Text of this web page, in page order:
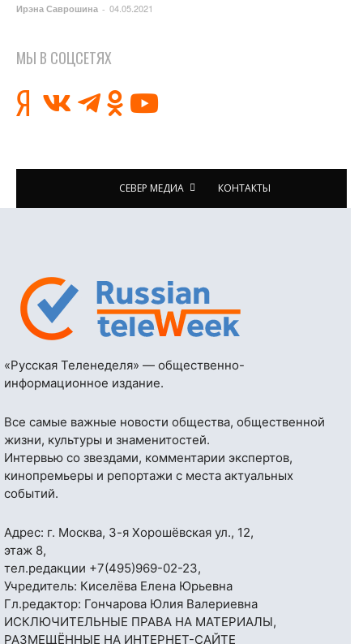
Ирэна Саврошина - 04.05.2021
МЫ В СОЦСЕТЯХ
СЕВЕР МЕДИА КОНТАКТЫ
«Русская Теленеделя» — общественно-
информационное издание.
Все самые важные новости общества, общественной
жизни, культуры и знаменитостей.
Интервью со звездами, комментарии экспертов,
кинопремьеры и репортажи с места актуальных
событий.
Адрес: г. Москва, 3-я Хорошёвская ул., 12,
этаж 8,
тел.редакции +7(495)969-02-23,
Учредитель: Киселёва Елена Юрьевна
Гл.редактор: Гончарова Юлия Валериевна
ИСКЛЮЧИТЕЛЬНЫЕ ПРАВА НА МАТЕРИАЛЫ,
РАЗМЕЩЁННЫЕ НА ИНТЕРНЕТ-САЙТЕ